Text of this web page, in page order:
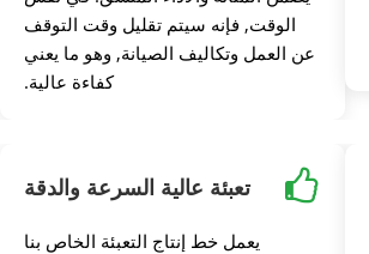
الوقت, فإنه سيتم تقليل وقت التوقف
عن العمل وتكاليف الصيانة, وهو ما يعني
كفاءة عالية.
تعبئة عالية السرعة والدقة
يعمل خط إنتاج التعبئة الخاص بنا